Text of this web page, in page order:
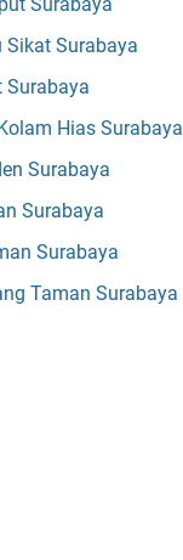
Surabaya
Surabaya
Hias Surabaya
Surabaya
Surabaya
Surabaya
Taman Surabaya